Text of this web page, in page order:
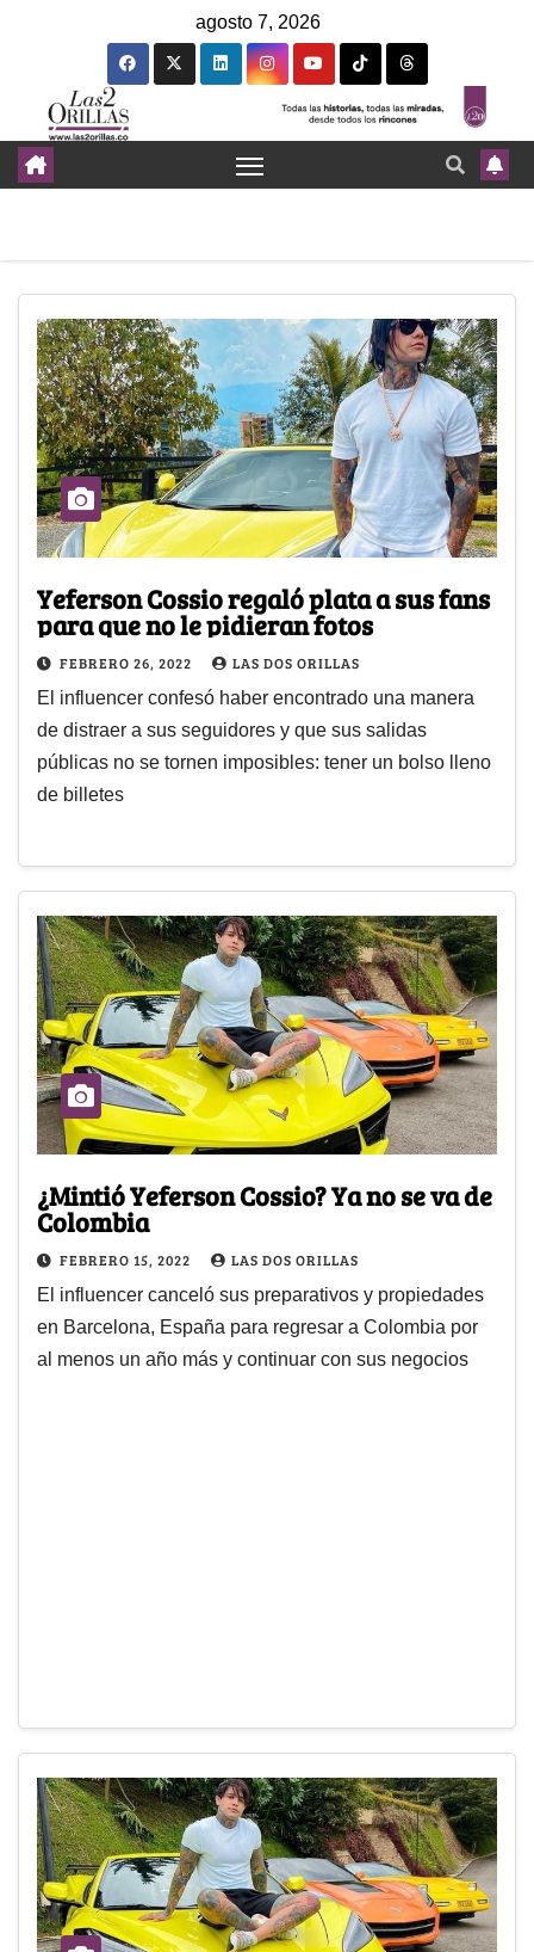
agosto 7, 2026
Yeferson Cossio regaló plata a sus fans
para que no le pidieran fotos
FEBRERO 26, 2022 LAS DOS ORILLAS
El influencer confesó haber encontrado una manera
de distraer a sus seguidores y que sus salidas
públicas no se tornen imposibles: tener un bolso lleno
de billetes
¿Mintió Yeferson Cossio? Ya no se va de
Colombia
FEBRERO 15, 2022 LAS DOS ORILLAS
El influencer canceló sus preparativos y propiedades
en Barcelona, España para regresar a Colombia por
al menos un año más y continuar con sus negocios